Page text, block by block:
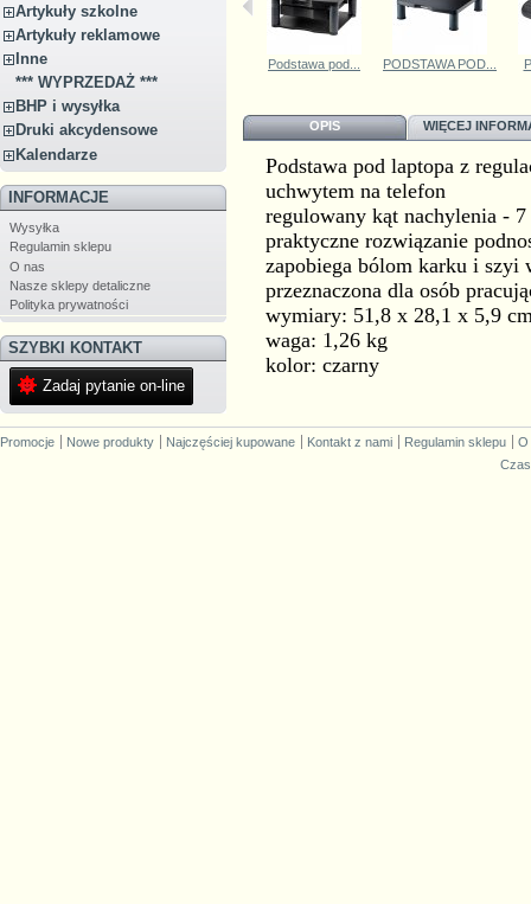
Artykuły szkolne
Artykuły reklamowe
Inne
*** WYPRZEDAŻ ***
BHP i wysyłka
Druki akcydensowe
Kalendarze
INFORMACJE
Wysyłka
Regulamin sklepu
O nas
Nasze sklepy detaliczne
Polityka prywatności
SZYBKI KONTAKT
Zadaj pytanie on-line
Podstawa pod... PODSTAWA POD...
OPIS WIĘCEJ
Podstawa pod laptopa z
uchwytem na telefon
regulowany kąt nachylenia -
praktyczne rozwiązanie
zapobiega bólom karku i szyi
przeznaczona dla osób
wymiary: 51,8 x 28,1 x 5,9
waga: 1,26 kg
kolor: czarny
Promocje Nowe produkty Najczęściej kupowane Kontakt z nami Regulamin sklepu
O